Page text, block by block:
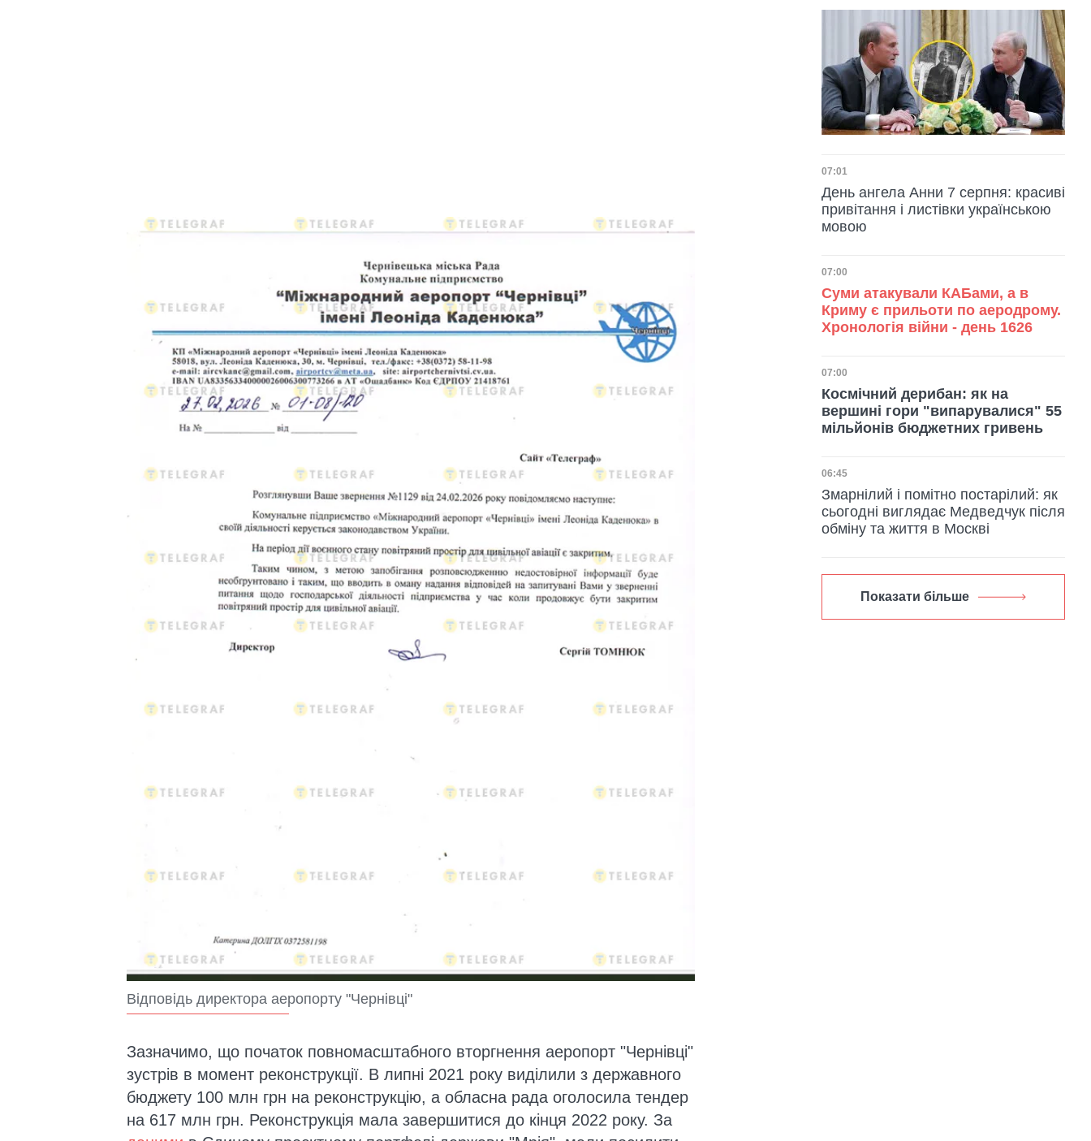
Відповідь директора аеропорту "Чернівці"
Зазначимо, що початок повномасштабного вторгнення аеропорт "Чернівці"
зустрів в момент реконструкції. В липні 2021 року виділили з державного
бюджету 100 млн грн на реконструкцію, а обласна рада оголосила тендер
на 617 млн грн. Реконструкція мала завершитися до кінця 2022 року. За
Дата публікації
07:01
День ангела Анни 7 серпня: красиві
привітання і листівки українською
мовою
Дата публікації
07:00
Суми атакували КАБами, а в
Криму є прильоти по аеродрому.
Хронологія війни - день 1626
Дата публікації
07:00
Космічний дерибан: як на
вершині гори "випарувалися" 55
мільйонів бюджетних гривень
Дата публікації
06:45
Змарнілий і помітно постарілий: як
сьогодні виглядає Медведчук після
обміну та життя в Москві
Показати більше